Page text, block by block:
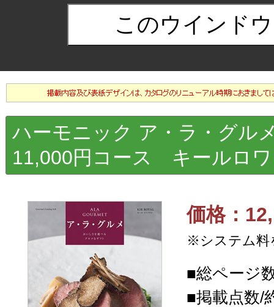
ハーモニック ア・ラ・グ
11,000円コース キールロ
価格：
※システム料
■総ページ
■掲載点数/